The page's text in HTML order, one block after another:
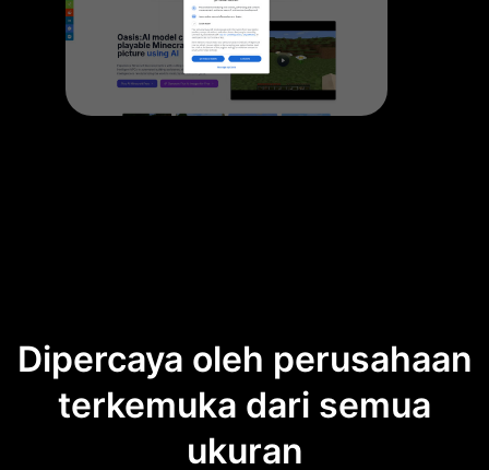
Dipercaya oleh perusahaan
terkemuka dari semua
ukuran